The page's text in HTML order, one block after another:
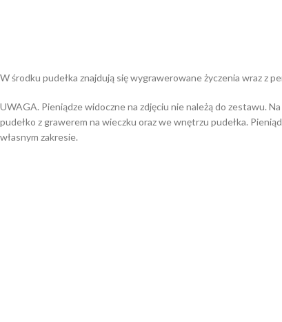
W środku pudełka znajdują się wygrawerowane życzenia wraz z
UWAGA. Pieniądze widoczne na zdjęciu nie należą do zestawu.
pudełko z grawerem na wieczku oraz we wnętrzu pudełka.
własnym zakresie.